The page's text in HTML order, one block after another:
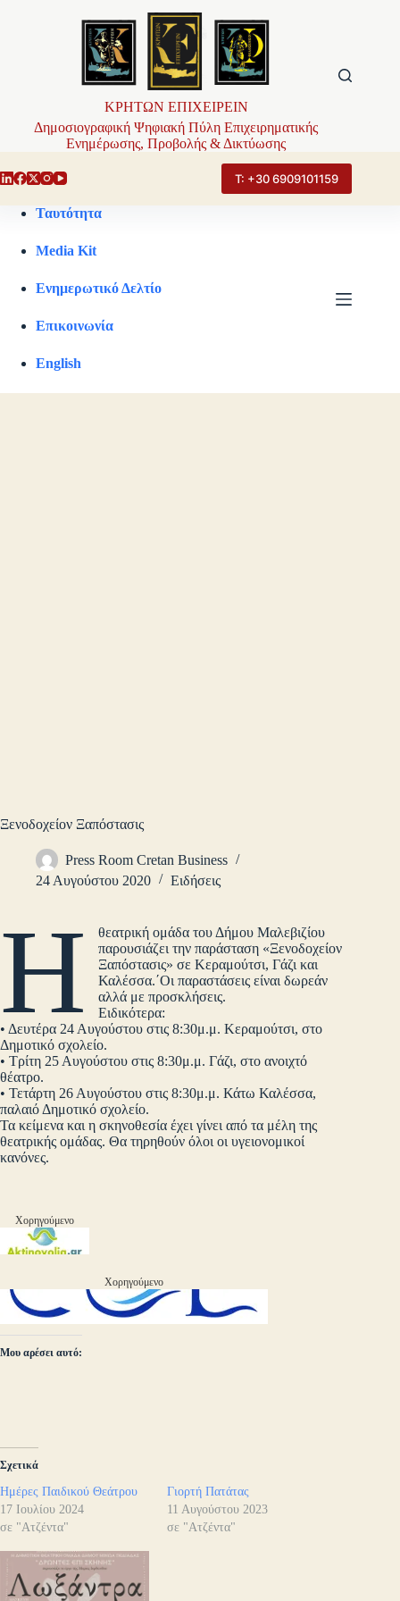
ΚΡΗΤΩΝ ΕΠΙΧΕΙΡΕΙΝ
Δημοσιογραφική Ψηφιακή Πύλη Επιχειρηματικής
Ενημέρωσης, Προβολής & Δικτύωσης
Τ: +30 6909101159
Ταυτότητα
Media Kit
Ενημερωτικό Δελτίο
Επικοινωνία
English
Ξενοδοχείον Ξαπόστασις
Press Room Cretan Business
24 Αυγούστου 2020
Ειδήσεις
Η
θεατρική ομάδα του Δήμου Μαλεβιζίου
παρουσιάζει την παράσταση «Ξενοδοχείον
Ξαπόστασις» σε Κεραμούτσι, Γάζι και
Καλέσσα.΄Οι παραστάσεις είναι δωρεάν
αλλά με προσκλήσεις.
Ειδικότερα:
• Δευτέρα 24 Αυγούστου στις 8:30μ.μ. Κεραμούτσι, στο
Δημοτικό σχολείο.
• Τρίτη 25 Αυγούστου στις 8:30μ.μ. Γάζι, στο ανοιχτό
θέατρο.
• Τετάρτη 26 Αυγούστου στις 8:30μ.μ. Κάτω Καλέσσα,
παλαιό Δημοτικό σχολείο.
Τα κείμενα και η σκηνοθεσία έχει γίνει από τα μέλη της
θεατρικής ομάδας. Θα τηρηθούν όλοι οι υγειονομικοί
κανόνες.
Χορηγούμενο
Χορηγούμενο
Μου αρέσει αυτό:
Σχετικά
Ημέρες Παιδικού Θεάτρου
17 Ιουλίου 2024
σε "Ατζέντα"
Γιορτή Πατάτας
11 Αυγούστου 2023
σε "Ατζέντα"